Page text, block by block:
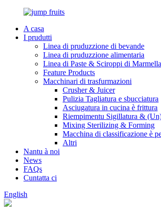
A casa
I prudutti
Linea di pruduzzione di bevande
Linea di pruduzzione alimentaria
Linea di Paste & Sciroppi di
Feature Products
Macchinari di trasfurmazioni
Crusher & Juicer
Pulizia Tagliatura e sbucciatura
Asciugatura in cucina è frittura
Riempimentu Sigillatura &
Mixing Sterilizing & Forming
Macchina di classificazione è
Altri
Nantu à noi
News
FAQs
Cuntatta ci
English